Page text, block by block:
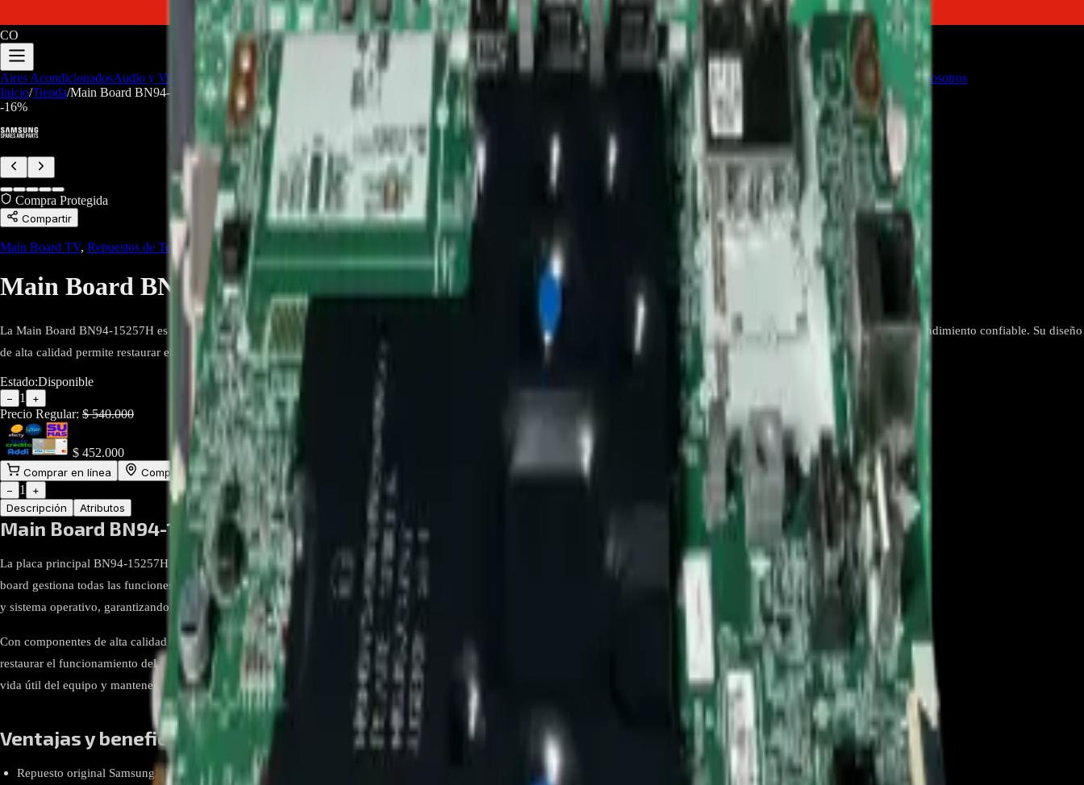
CO
Aires AcondicionadosAudio y Video ElectrodomesticosRepuestos/Herramientas Seríe Gamer Barras Led para TV Soporte Técnico LGP/Acrilico Servicios
Trabaja con nosotros
Inicio/Tienda/Main Board BN94-15257H Para TV Samsung UN65TU7000KXZL - REP-659
-16%
Compra Protegida
Compartir
Main Board TV, Repuestos de Televisores , Repuestos Línea Marrón Repuestos/Herramientas
Main Board BN94-15257H Para TV Samsung UN65TU7000KXZL - REP-659
La Main Board BN94-15257H es un repuesto original para televisores Samsung UN65TU7000KXZL. Controla funciones clave como imagen, sonido y conectividad, asegurando un rendimiento confiable. Su diseño
de alta calidad permite restaurar el funcionamiento del televisor y prolongar su vida útil de manera eficiente.
Estado:Disponible
− 1 +
Precio Regular: $540.000
$ 452.000
Comprar en línea Comprar y Recoger
Añadir al Carrito
−
1
+
Descripción
Atributos
Main Board BN94-15257H Para TV Samsung UN65TU7000KXZL
La placa principal BN94-15257H es un repuesto original diseñado para el televisor Samsung UN65TU7000KXZL. Esta main
board gestiona todas las funciones electrónicas del televisor, incluyendo el control de imagen, sonido, conectividad
y sistema operativo, garantizando un rendimiento estable y eficiente.
Con componentes de alta calidad y compatibilidad certificada, la main board BN94-15257H es la solución ideal para
restaurar el funcionamiento del televisor en caso de fallas electrónicas. Es una pieza esencial para prolongar la
vida útil del equipo y mantener la experiencia visual óptima.
Ventajas y beneficios
Repuesto original Samsung, diseñado específicamente para el modelo UN65TU7000KXZL.